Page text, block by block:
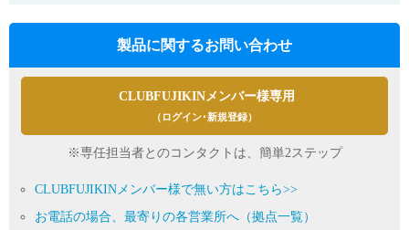
製品に関するお問い合わせ
CLUBFUJIKINメンバー様専用
（ログイン･新規登録）
※専任担当者とのコンタクトは、簡単2ステップ
CLUBFUJIKINメンバー様で無い方はこちら>>
お電話の場合、最寄りの各営業所へ（拠点一覧）